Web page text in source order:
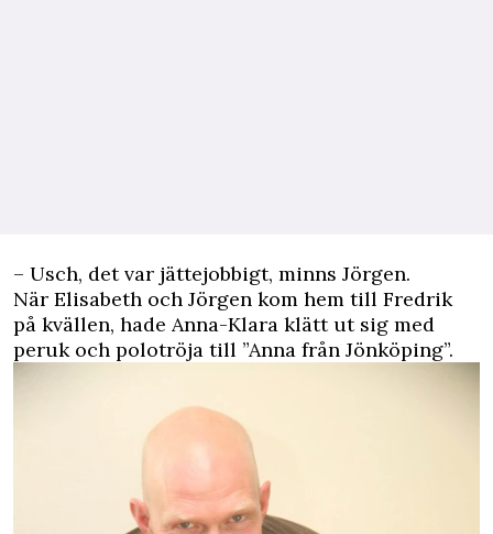
– Usch, det var jättejobbigt, minns Jörgen.
När Elisabeth och Jörgen kom hem till Fredrik
på kvällen, hade Anna-Klara klätt ut sig med
peruk och polotröja till ”Anna från Jönköping”.